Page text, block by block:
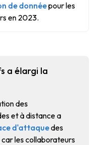
de donnéepour les
en 2023.
a élargi la
des
et à distance a
d'attaquedes
les collaborateurs